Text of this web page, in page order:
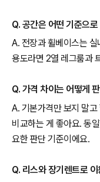
Q. 공간은 어떤 기준으
A. 전장과 휠베이스는
용도라면 2열 레그룸과
Q. 가격 차이는 어떻게
A. 기본가격만 보지 말
비교하는 게 좋아요. 동
요한 판단 기준이에요.
Q. 리스와 장기렌트로